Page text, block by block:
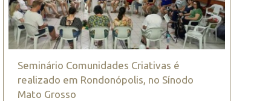
Seminário Comunidades Criativas é
realizado em Rondonópolis, no Sínodo
Mato Grosso